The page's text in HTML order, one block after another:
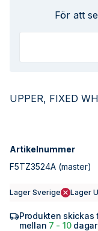
För att
UPPER, FIXED
Artikelnummer
F5TZ3524A (master)
Lager Sverige Lager
Produkten skickas
mellan 7 - 10dagar